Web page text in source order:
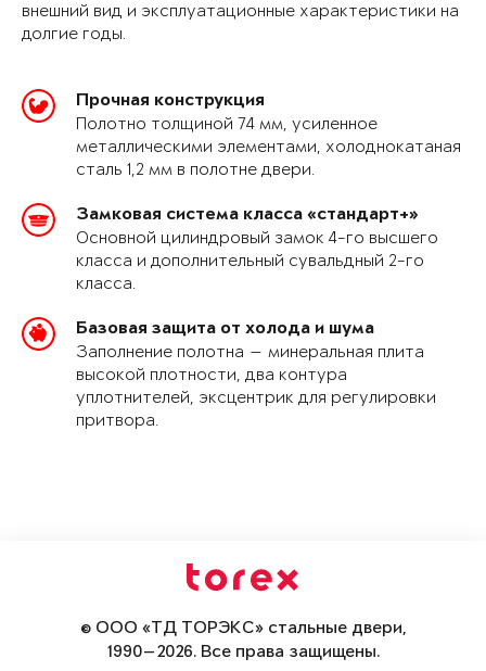
внешний вид и эксплуатационные характеристики на
долгие годы.
Прочная конструкция
Полотно толщиной 74 мм, усиленное
металлическими элементами, холоднокатаная
сталь 1,2 мм в полотне двери.
Замковая система класса «стандарт+»
Основной цилиндровый замок 4-го высшего
класса и дополнительный сувальдный 2-го
класса.
Базовая защита от холода и шума
Заполнение полотна — минеральная плита
высокой плотности, два контура
уплотнителей, эксцентрик для регулировки
притвора.
© ООО «ТД ТОРЭКС» стальные двери,
1990—2026. Все права защищены.